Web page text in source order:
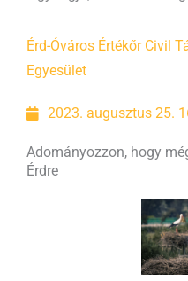
Érd-Óváros Értékőr Civil
Egyesület
2023. augusztus 25.
Adományozzon, hogy
Érdre